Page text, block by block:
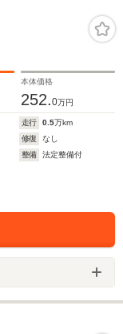
本体価格
252.0万円
走行 0.5万km
修復
なし
整備
法定整備付